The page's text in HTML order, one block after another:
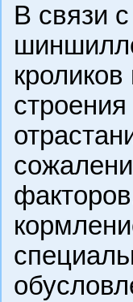
В связи